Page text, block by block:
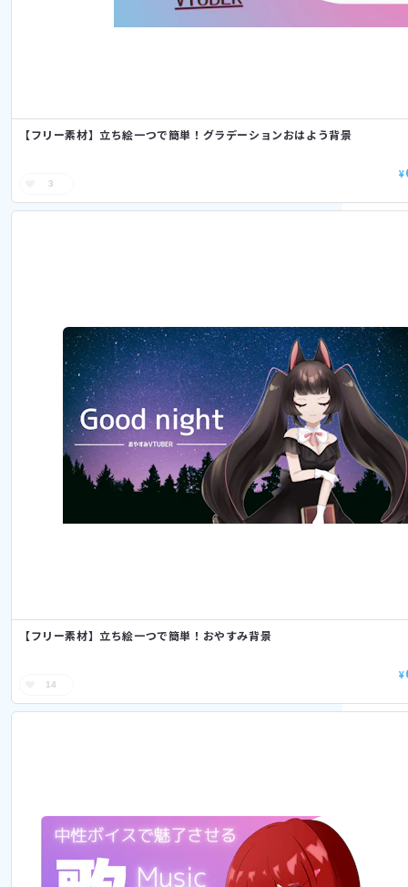
【フリー素材】立ち絵一つで簡単！グラデーションおはよう背景
3
¥
【フリー素材】立ち絵一つで簡単！おやすみ背景
14
¥